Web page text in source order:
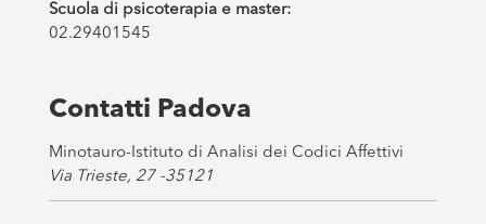
Scuola di psicoterapia e master:
02.29401545
Contatti Padova
Minotauro-Istituto di Analisi dei Codici Affettivi
Via Trieste, 27 -35121